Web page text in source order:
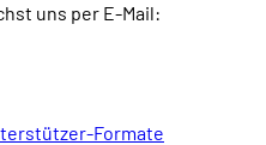
uns per E-Mail:
Formate